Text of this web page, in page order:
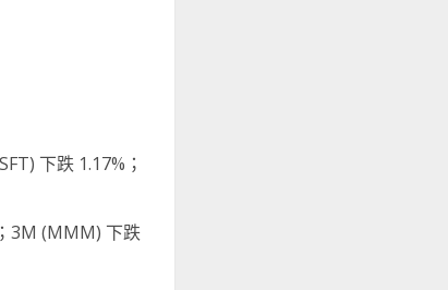
下跌 1.17%；
3M (MMM) 下跌